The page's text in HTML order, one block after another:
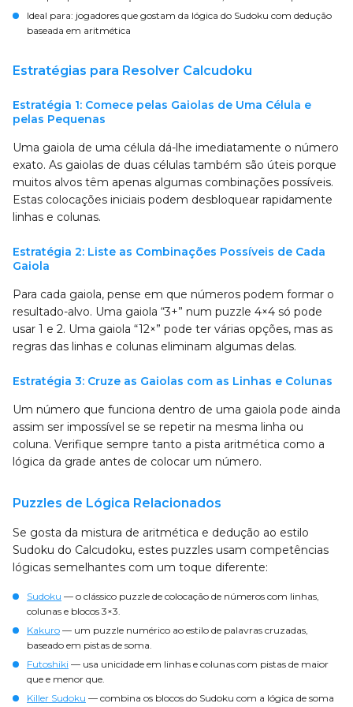
Ideal para: jogadores que gostam da lógica do Sudoku com dedução
baseada em aritmética
Estratégias para Resolver Calcudoku
Estratégia 1: Comece pelas Gaiolas de Uma Célula e
pelas Pequenas
Uma gaiola de uma célula dá-lhe imediatamente o número
exato. As gaiolas de duas células também são úteis porque
muitos alvos têm apenas algumas combinações possíveis.
Estas colocações iniciais podem desbloquear rapidamente
linhas e colunas.
Estratégia 2: Liste as Combinações Possíveis de Cada
Gaiola
Para cada gaiola, pense em que números podem formar o
resultado-alvo. Uma gaiola “3+” num puzzle 4×4 só pode
usar 1 e 2. Uma gaiola “12×” pode ter várias opções, mas as
regras das linhas e colunas eliminam algumas delas.
Estratégia 3: Cruze as Gaiolas com as Linhas e Colunas
Um número que funciona dentro de uma gaiola pode ainda
assim ser impossível se se repetir na mesma linha ou
coluna. Verifique sempre tanto a pista aritmética como a
lógica da grade antes de colocar um número.
Puzzles de Lógica Relacionados
Se gosta da mistura de aritmética e dedução ao estilo
Sudoku do Calcudoku, estes puzzles usam competências
lógicas semelhantes com um toque diferente:
Sudoku — o clássico puzzle de colocação de números com linhas,
colunas e blocos 3×3.
Kakuro — um puzzle numérico ao estilo de palavras cruzadas,
baseado em pistas de soma.
Futoshiki — usa unicidade em linhas e colunas com pistas de maior
que e menor que.
Killer Sudoku — combina os blocos do Sudoku com a lógica de soma